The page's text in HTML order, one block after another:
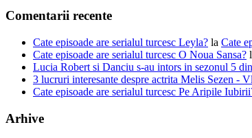
Comentarii recente
Cate episoade are serialul turcesc Leyla? la Cate
Cate episoade are serialul turcesc O Noua Sansa?
Lucia Robert si Danciu s-au intors in sezonul 5
3 lucruri interesante despre actrita Melis Sezen -
Cate episoade are serialul turcesc Pe Aripile
Arhive